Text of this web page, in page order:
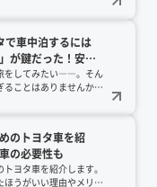
説します。
で車中泊するには
が鍵だった！安価
マットが大活躍！
をしてみたい――。そん
ることはありませんか？
エンタでの車中泊のポ
ト＝高低差の解消」と
回は、7人乗りシエンタ
筆者が試行錯誤した体験
のトヨタ車を紹
の必要性も
ヨタ車を紹介します。
ほうがいい理由やメリッ